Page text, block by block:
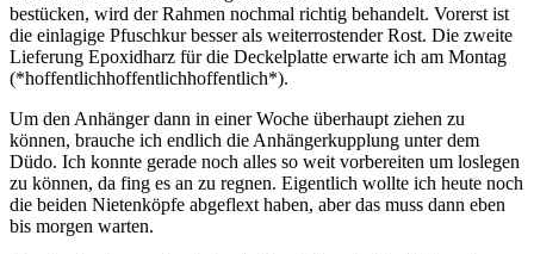
bestücken, wird der Rahmen nochmal richtig behandelt. Vorerst ist
die einlagige Pfuschkur besser als weiterrostender Rost. Die zweite
Lieferung Epoxidharz für die Deckelplatte erwarte ich am Montag
(*hoffentlichhoffentlichhoffentlich*).
Um den Anhänger dann in einer Woche überhaupt ziehen zu
können, brauche ich endlich die Anhängerkupplung unter dem
Düdo. Ich konnte gerade noch alles so weit vorbereiten um loslegen
zu können, da fing es an zu regnen. Eigentlich wollte ich heute noch
die beiden Nietenköpfe abgeflext haben, aber das muss dann eben
bis morgen warten.